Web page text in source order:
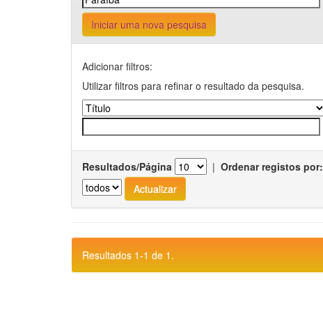
Iniciar uma nova pesquisa
Adicionar filtros:
Utilizar filtros para refinar o resultado da pesquisa.
Resultados/Página | Ordenar registos por:
Resultados 1-1 de 1.